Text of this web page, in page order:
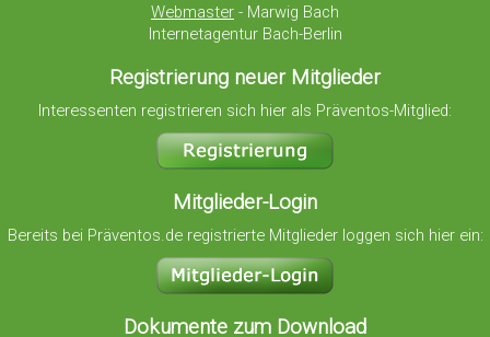
Webmaster - Marwig Bach
Internetagentur Bach-Berlin
Registrierung neuer Mitglieder
Interessenten registrieren sich hier als Präventos-Mitglied:
Mitglieder-Login
Bereits bei Präventos.de registrierte Mitglieder loggen sich hier ein:
Dokumente zum Download